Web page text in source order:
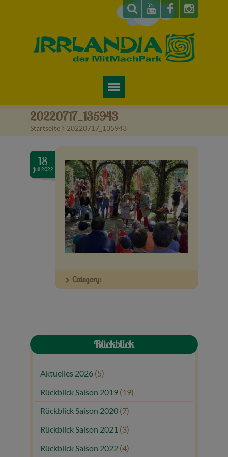
Startseite
Preise & Infos
Tickets
Attraktionen
Videos
Veranstaltungen
Baumpaten
20220717_135943
Startseite > 20220717_135943
18
Juli.2022
Category:
Rückblick
Aktuelles 2026 (5)
Rückblick Saison 2019 (19)
Rückblick Saison 2020 (7)
Rückblick Saison 2021 (3)
Rückblick Saison 2022 (4)